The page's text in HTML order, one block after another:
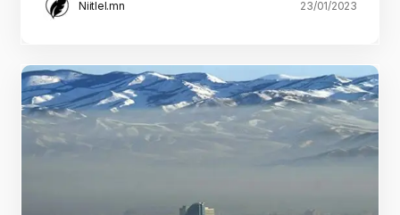
Niitlel.mn 23/01/2023